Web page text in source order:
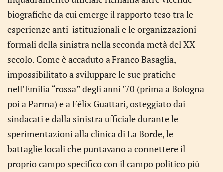
biografiche da cui emerge il rapporto teso tra le
esperienze anti-istituzionali e le organizzazioni
formali della sinistra nella seconda metà del XX
secolo. Come è accaduto a Franco Basaglia,
impossibilitato a sviluppare le sue pratiche
nell’Emilia “rossa” degli anni ’70 (prima a Bologna
poi a Parma) e a Félix Guattari, osteggiato dai
sindacati e dalla sinistra ufficiale durante le
sperimentazioni alla clinica di La Borde, le
battaglie locali che puntavano a connettere il
proprio campo specifico con il campo politico più